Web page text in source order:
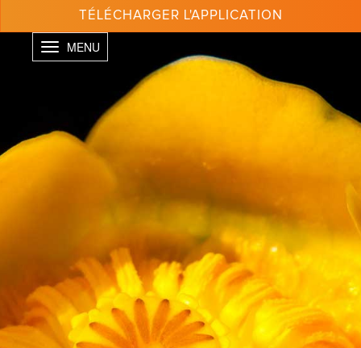
principal Toggle
navigation
TÉLÉCHARGER L'APPLICATION